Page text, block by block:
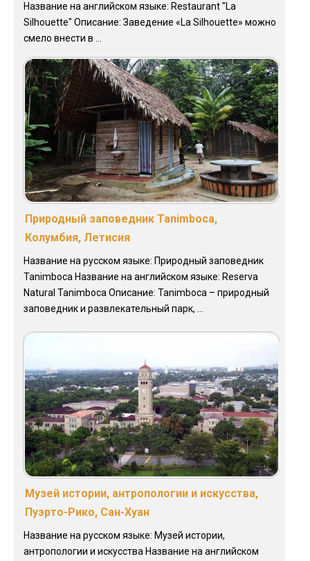
Название на английском языке: Restaurant "La
Silhouette" Описание: Заведение «La Silhouette» можно
смело внести в ...
Природный заповедник Tanimboca,
Колумбия, Летисия
Название на русском языке: Природный заповедник
Tanimboca Название на английском языке: Reserva
Natural Tanimboca Описание: Tanimboca – природный
заповедник и развлекательный парк, ...
Музей истории, антропологии и искусства,
Пуэрто-Рико, Сан-Хуан
Название на русском языке: Музей истории,
антропологии и искусства Название на английском